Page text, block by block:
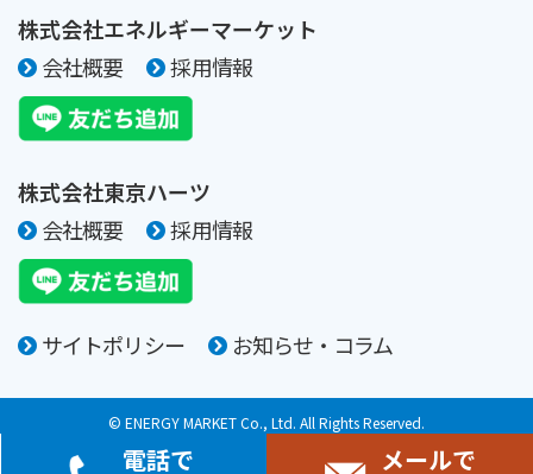
株式会社エネルギーマーケット
会社概要
採用情報
株式会社東京ハーツ
会社概要
採用情報
サイトポリシー お知らせ・コラム
© ENERGY MARKET Co., Ltd. All Rights Reserved.
© TOKYO HEARTS Co., Ltd. All Rights Reserved.
電話で メールで